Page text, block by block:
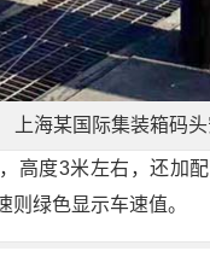
上海某国际集装箱码
高度3米左右，还加
则绿色显示车速值。